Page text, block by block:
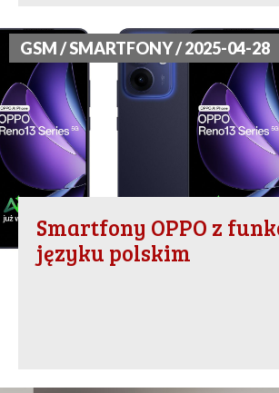
GSM / SMARTFONY / 2025-04-28
Smartfony OPPO z
języku polskim